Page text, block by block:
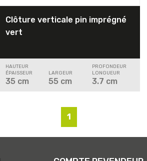
Clôture verticale pin imprégné
vert
HAUTEUR
ÉPAISSEUR
35 cm
LARGEUR
55 cm
PROFONDEUR
LONGUEUR
3.7 cm
1